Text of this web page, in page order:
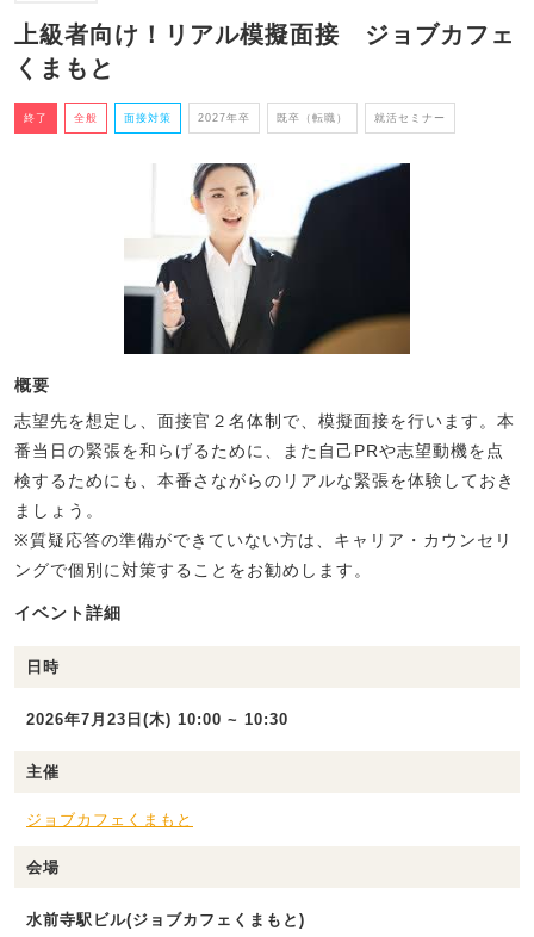
上級者向け！リアル模擬面接 ジョブカフェ
くまもと
終了 全般 面接対策 2027年卒 既卒（転職） 就活セミナー
概要
志望先を想定し、面接官２名体制で、模擬面接を行います。本
番当日の緊張を和らげるために、また自己PRや志望動機を点
検するためにも、本番さながらのリアルな緊張を体験しておき
ましょう。
※質疑応答の準備ができていない方は、キャリア・カウンセリ
ングで個別に対策することをお勧めします。
イベント詳細
日時
2026年7月23日(木) 10:00 ~ 10:30
主催
ジョブカフェくまもと
会場
水前寺駅ビル(ジョブカフェくまもと)